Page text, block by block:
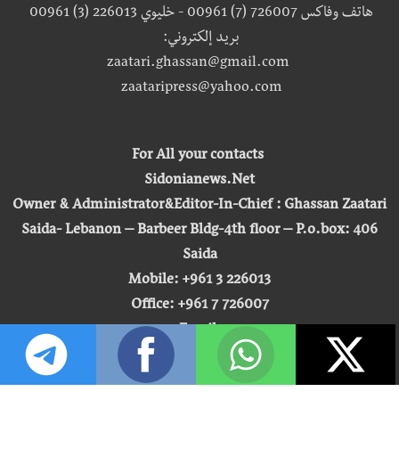
هاتف وفاكس 726007 (7) 00961 - خليوي 226013 (3) 00961
بريد إلكتروني:
zaatari.ghassan@gmail.com
zaataripress@yahoo.com
For All your contacts
Sidonianews.Net
Owner & Administrator&Editor-In-Chief : Ghassan Zaatari
Saida- Lebanon – Barbeer Bldg-4th floor – P.o.box: 406
Saida
Mobile: +961 3 226013
Office: +961 7 726007
zaatari.ghassan@gmail.com
zaataripress@yahoo.com